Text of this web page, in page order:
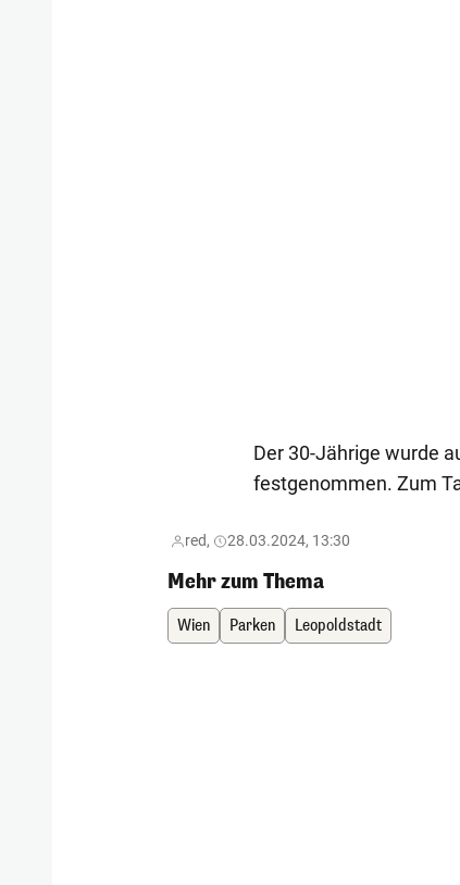
Der 30-Jährige wurde
festgenommen. Zum
red, 28.03.2024, 13:30
Mehr zum Thema
Wien Parken Leopoldstadt